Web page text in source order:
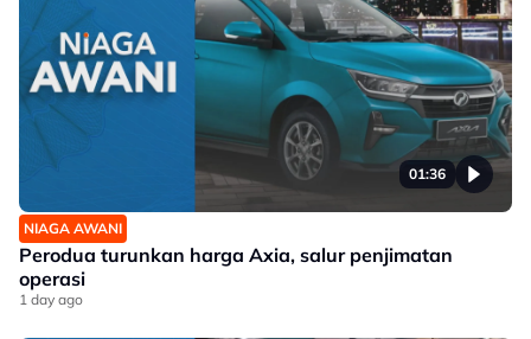
01:36
NIAGA AWANI
Perodua turunkan harga Axia, salur penjimatan
operasi
1 day ago